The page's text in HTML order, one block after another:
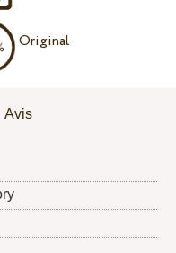
Original
Avis